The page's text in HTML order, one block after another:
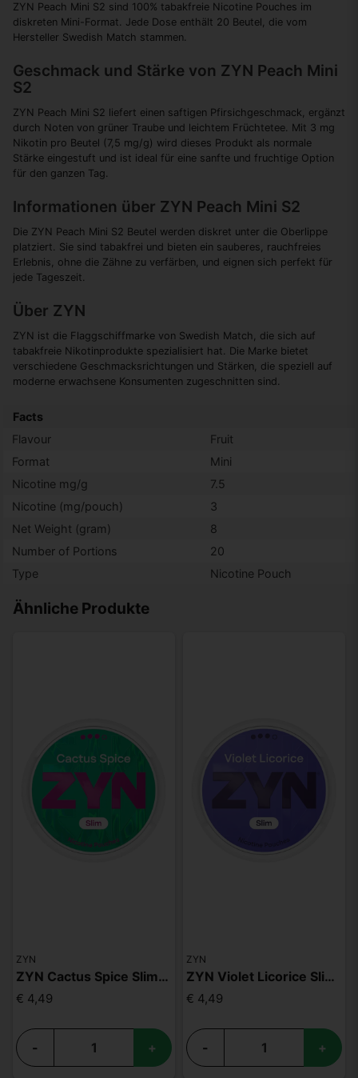
Ähnliche Produkte
ZYN
ZYN Cactus Spice Slim S3
€ 4,49
- +
ZYN
ZYN Violet Licorice Slim S3
€ 4,49
- +
ZYN Peach Mini S2 sind 100% tabakfreie Nicotine Pouches im
diskreten Mini-Format. Jede Dose enthält 20 Beutel, die vom
Hersteller Swedish Match stammen.
Geschmack und Stärke von ZYN Peach Mini
S2
ZYN Peach Mini S2 liefert einen saftigen Pfirsichgeschmack, ergänzt
durch Noten von grüner Traube und leichtem Früchtetee. Mit 3 mg
Nikotin pro Beutel (7,5 mg/g) wird dieses Produkt als normale
Stärke eingestuft und ist ideal für eine sanfte und fruchtige Option
für den ganzen Tag.
Informationen über ZYN Peach Mini S2
Die ZYN Peach Mini S2 Beutel werden diskret unter die Oberlippe
platziert. Sie sind tabakfrei und bieten ein sauberes, rauchfreies
Erlebnis, ohne die Zähne zu verfärben, und eignen sich perfekt für
jede Tageszeit.
Über ZYN
ZYN ist die Flaggschiffmarke von Swedish Match, die sich auf
tabakfreie Nikotinprodukte spezialisiert hat. Die Marke bietet
verschiedene Geschmacksrichtungen und Stärken, die speziell auf
moderne erwachsene Konsumenten zugeschnitten sind.
Facts
Flavour
Fruit
Format
Mini
Nicotine mg/g
7.5
Nicotine (mg/pouch)
3
Net Weight (gram)
8
Number of Portions
20
Type
Nicotine Pouch